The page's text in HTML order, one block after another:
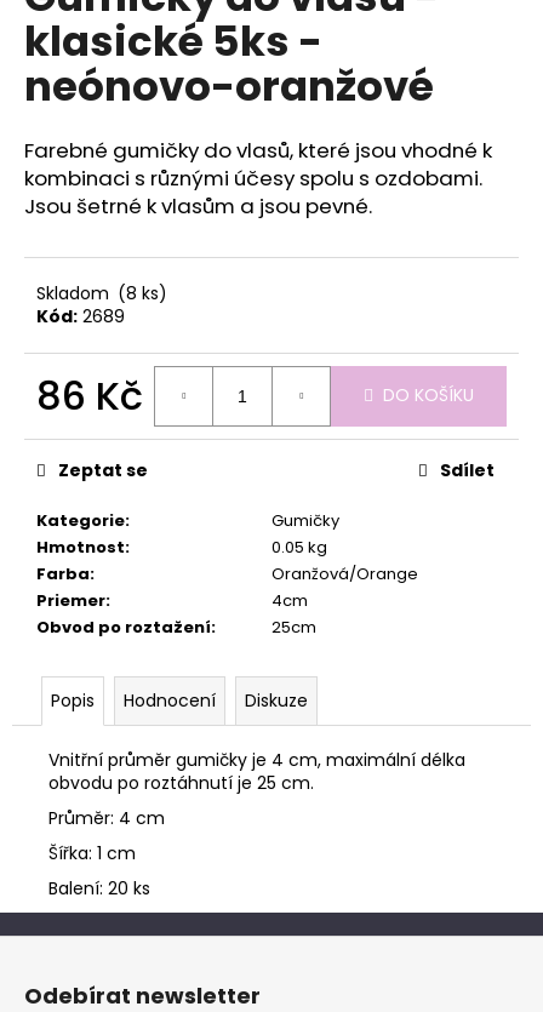
0,0
5
hvězdiček.
klasické 5ks -
neónovo-oranžové
Farebné gumičky do vlasů, které jsou vhodné k
kombinaci s různými účesy spolu s ozdobami.
Jsou šetrné k vlasům a jsou pevné.
Skladom (8 ks)
Kód: 2689
86 Kč
cena:
DO KOŠÍKU
Kategorie:
Gumičky
Hmotnost:
0.05 kg
Farba:
Oranžová/Orange
Priemer:
4cm
Obvod po roztažení: 25cm
Zeptat se Sdílet
Popis Hodnocení Diskuze
Vnitřní průměr gumičky je 4 cm, maximální délka
obvodu po roztáhnutí je 25 cm.
Průměr: 4 cm
Šířka: 1 cm
Balení: 20 ks
a
j
í
?
D
o
p
o
u
č
u
e
Z
Odebírat newsletter